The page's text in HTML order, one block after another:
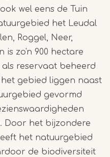
wel eens de Tuin
het Leudal
Roggel, Neer,
is zo'n 900 hectare
reservaat beheerd
gebied liggen naast
gevormd
Door het bijzondere
het natuurgebied
de biodiversiteit